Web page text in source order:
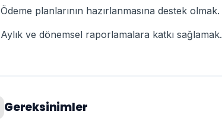
Ödeme planlarının hazırlanmasına destek olmak.
Aylık ve dönemsel raporlamalara katkı sağlamak.
Gereksinimler